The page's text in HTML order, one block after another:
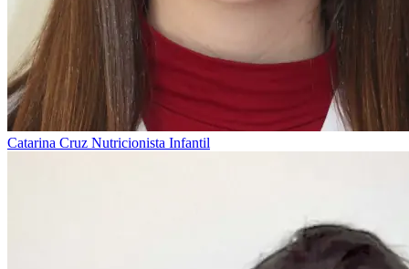
Catarina Cruz Nutricionista Infantil